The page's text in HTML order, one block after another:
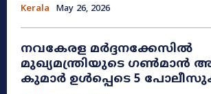
Kerala May 26, 2026
നവകേരള മർദ്ദനക്കേസിൽ
മുഖ്യമന്ത്രിയുടെ ഗൺമാൻ
കുമാർ ഉൾപ്പെടെ 5